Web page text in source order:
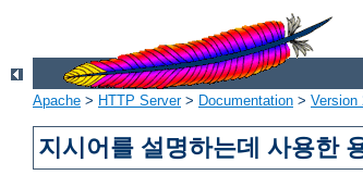
Apache > HTTP Server> Documentation > Version
지시어를 설명하는데 사용한